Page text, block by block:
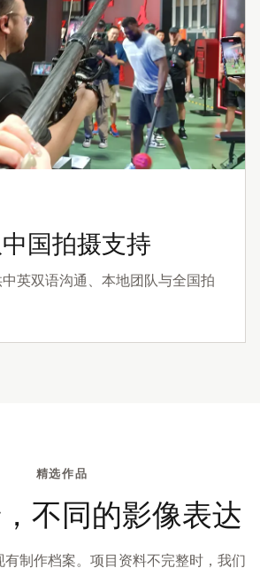
国拍摄支持
英双语沟通、本地团队与全国拍
精选作品
不同的影像表达
制作档案。项目资料不完整时，我们